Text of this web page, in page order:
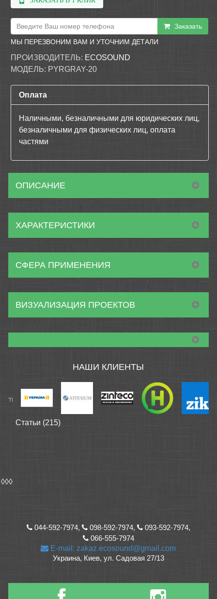
Заказать
МЫ ПЕРЕЗВОНИМ ВАМ И УТОЧНИМ ДЕТАЛИ
ПРОИЗВОДИТЕЛЬ: ECOSOUND
МОДЕЛЬ: PYRGRAY-20
Оплата
Наличными, безналичными для юридических лиц,
безналичными для физических лиц, оплата
частями
ОПИСАНИЕ
ХАРАКТЕРИСТИКИ
СФЕРА ПРИМЕНЕНИЯ
ВИЗУАЛИЗАЦИЯ ПРОЕКТОВ
НАШИ КЛИЕНТЫ
Статьи (215)
◊◊◊
044-592-7974, 098-592-7974,
093-592-7974,
066-555-7974
E-mail: zakaz.ecosound@gmail.com
Украина, Киев, ул. Садовая 27/13